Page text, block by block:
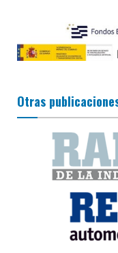
Otras